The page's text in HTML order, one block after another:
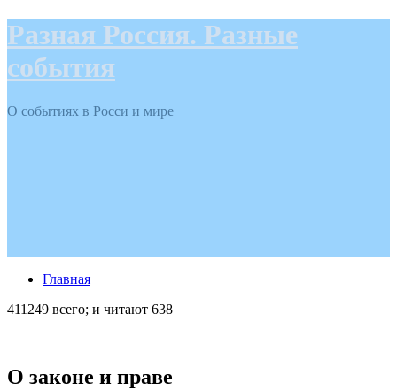
Разная Россия. Разные
события
О событиях в Росси и мире
Главная
411249 всего; и читают 638
О законе и праве